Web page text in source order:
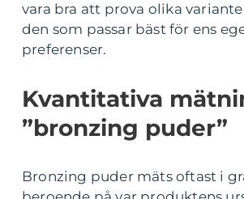
vara bra att prova olika
den som passar bäst för ens
preferenser.
Kvantitativa
”bronzing puder”
Bronzing puder mäts oftast i